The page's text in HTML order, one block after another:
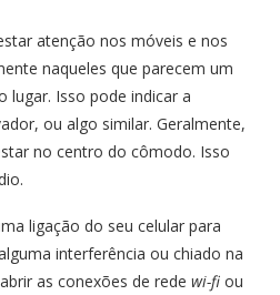
atenção nos móveis e nos
naqueles que parecem um
Isso pode indicar a
ou algo similar. Geralmente,
no centro do cômodo. Isso
ligação do seu celular para
interferência ou chiado na
as conexões de rede wi-fi ou